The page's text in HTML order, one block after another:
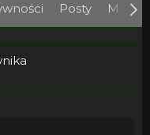
Posty Media